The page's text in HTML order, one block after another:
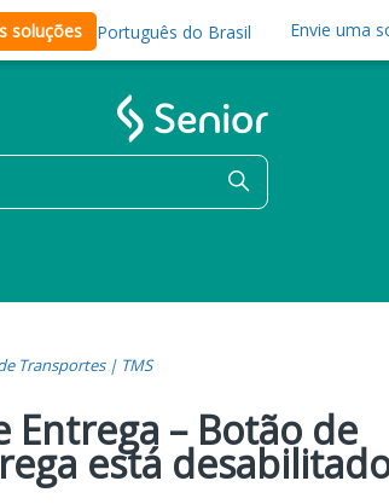
soluções Português do Brasil Envie uma
Transportes | TMS
– Botão de
está